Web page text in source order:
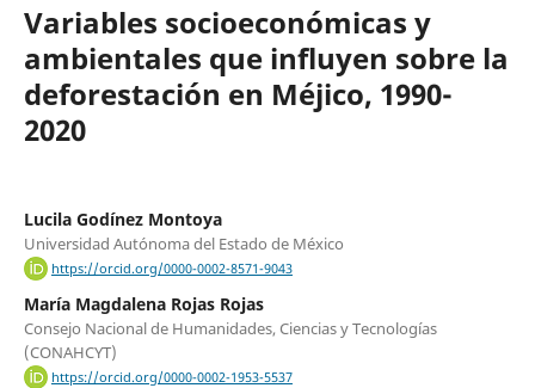
Variables socioeconómicas y
ambientales que influyen sobre la
deforestación en Méjico, 1990-
2020
Lucila Godínez Montoya
Universidad Autónoma del Estado de México
https://orcid.org/0000-0002-8571-9043
María Magdalena Rojas Rojas
Consejo Nacional de Humanidades, Ciencias y Tecnologías
(CONAHCYT)
https://orcid.org/0000-0002-1953-5537